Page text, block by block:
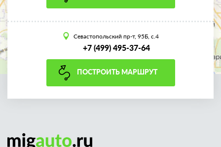
Севастопольский пр-т, 95Б, с.4
+7 (499) 495-37-64
ПОСТРОИТЬ МАРШРУТ